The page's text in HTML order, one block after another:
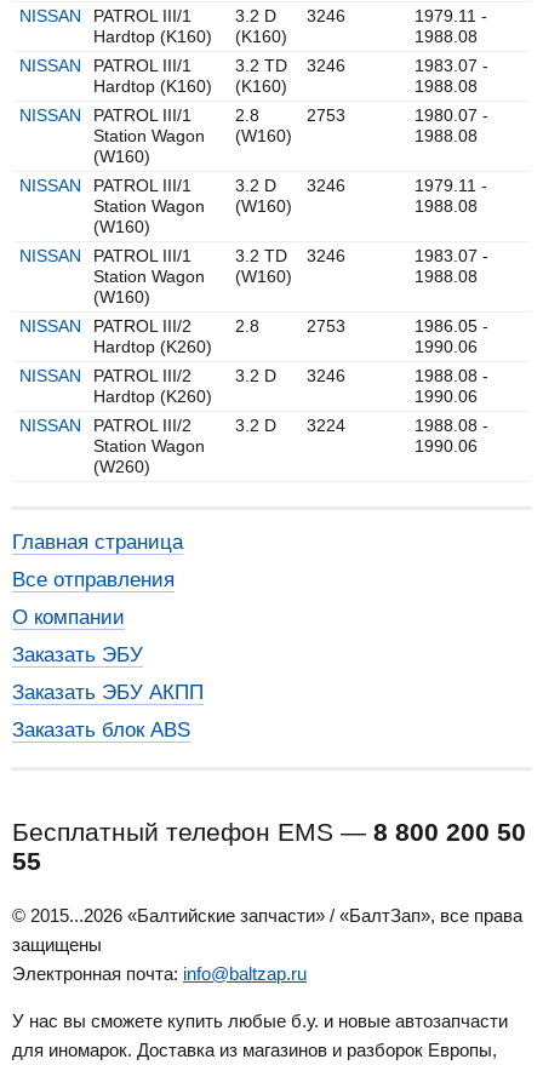
NISSAN
PATROL III/1
Hardtop (K160)
3.2 D
(K160)
3246
1979.11 -
1988.08
NISSAN
PATROL III/1
Hardtop (K160)
3.2 TD
(K160)
3246
1983.07 -
1988.08
NISSAN
PATROL III/1
Station Wagon
(W160)
2.8
(W160)
2753
1980.07 -
1988.08
NISSAN
PATROL III/1
Station Wagon
(W160)
3.2 D
(W160)
3246
1979.11 -
1988.08
NISSAN
PATROL III/1
Station Wagon
(W160)
3.2 TD
(W160)
3246
1983.07 -
1988.08
NISSAN
PATROL III/2
Hardtop (K260)
2.8 2753
1986.05 -
1990.06
NISSAN
PATROL III/2
Hardtop (K260)
3.2 D 3246
1988.08 -
1990.06
NISSAN
PATROL III/2
Station Wagon
(W260)
3.2 D 3224
1988.08 -
1990.06
Главная страница
Все отправления
О компании
Заказать ЭБУ
Заказать ЭБУ АКПП
Заказать блок ABS
Бесплатный телефон EMS — 8 800 200 50
55
© 2015...2026 «Балтийские запчасти» / «БалтЗап», все права
защищены
Электронная почта: info@baltzap.ru
У нас вы сможете купить любые б.у. и новые автозапчасти
для иномарок. Доставка из магазинов и разборок Европы,